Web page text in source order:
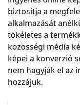
biztosítja a
alkalmazását
tökéletes a
közösségi média
képei a konverzió
nem hagyják el az
hozzájuk.